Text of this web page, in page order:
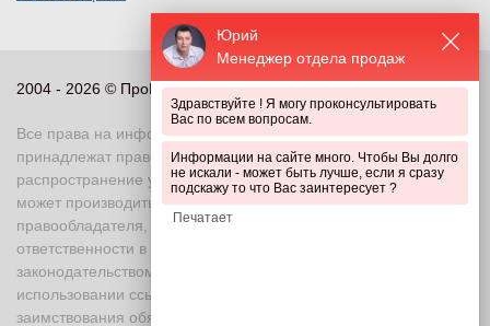
Юрий
Менеджер отдела продаж
Здравствуйте ! Я могу проконсультировать
Вас по всем вопросам.
Информации на сайте много. Чтобы Вы долго
не искали - может быть лучше, если я сразу
подскажу то что Вас заинтересует ?
2004 - 2026 © ПроПериметр, все права защищены
Все права на информационные и иные материалы сайта
принадлежат правообладателю. Воспроизведение или
распространение указанных материалов в любой форме
может производиться только с письменного разрешения
правообладателя, в противном случае возможно применение
ответственности в соответствии с действующим
законодательством Российской Федерации. При
использовании ссылка на правообладателя и источник
заимствования обязательна